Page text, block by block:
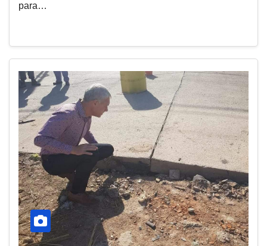
para…